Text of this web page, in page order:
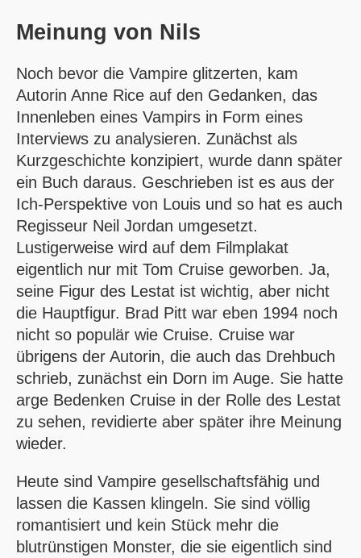
Meinung von Nils
Noch bevor die Vampire glitzerten, kam
Autorin Anne Rice auf den Gedanken, das
Innenleben eines Vampirs in Form eines
Interviews zu analysieren. Zunächst als
Kurzgeschichte konzipiert, wurde dann später
ein Buch daraus. Geschrieben ist es aus der
Ich-Perspektive von Louis und so hat es auch
Regisseur Neil Jordan umgesetzt.
Lustigerweise wird auf dem Filmplakat
eigentlich nur mit Tom Cruise geworben. Ja,
seine Figur des Lestat ist wichtig, aber nicht
die Hauptfigur. Brad Pitt war eben 1994 noch
nicht so populär wie Cruise. Cruise war
übrigens der Autorin, die auch das Drehbuch
schrieb, zunächst ein Dorn im Auge. Sie hatte
arge Bedenken Cruise in der Rolle des Lestat
zu sehen, revidierte aber später ihre Meinung
wieder.
Heute sind Vampire gesellschaftsfähig und
lassen die Kassen klingeln. Sie sind völlig
romantisiert und kein Stück mehr die
blutrünstigen Monster, die sie eigentlich sind